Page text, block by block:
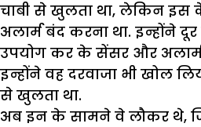
चाबी से खुलता था, लेकिन
अलार्म बंद करना था. इन्होंने दूर
उपयोग कर के सेंसर और
इन्होंने वह दरवाजा भी खोल
से खुलता था.
अब इन के सामने वे लौकर थे,